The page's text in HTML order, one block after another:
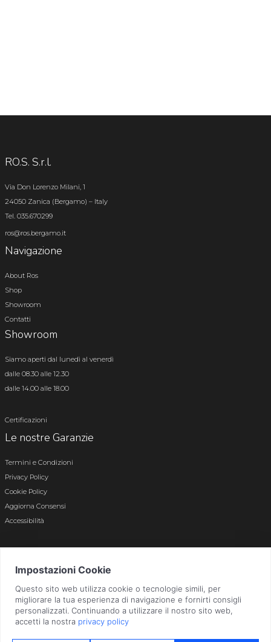
RO.S. S.r.l.
Via Don Lorenzo Milani, 1
24050 Zanica (Bergamo) – Italy
Tel. 035.670299
ros@ros.bergamo.it
Navigazione
About Ros
Shop
Showroom
Contatti
Showroom
Siamo aperti dal lunedì al venerdì
dalle 08.30 alle 12.30
dalle 14.00 alle 18.00
Certificazioni
Le nostre Garanzie
Termini e Condizioni
Privacy Policy
Cookie Policy
Aggiorna Consensi
Accessibilità
Bergamo n. 01496180165 · Capitale Sociale i.v. € 800.000,00